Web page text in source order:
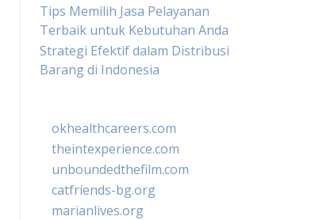
Tips Memilih Jasa Pelayanan
Terbaik untuk Kebutuhan Anda
Strategi Efektif dalam Distribusi
Barang di Indonesia
okhealthcareers.com
theintexperience.com
unboundedthefilm.com
catfriends-bg.org
marianlives.org